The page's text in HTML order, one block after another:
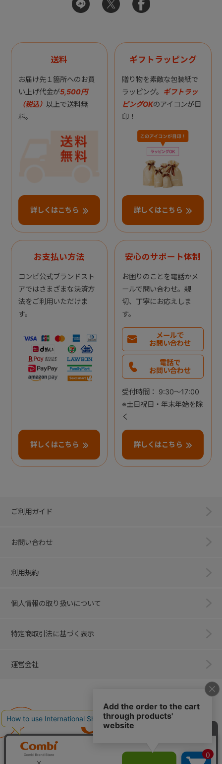
送料
お届け先１箇所へのお買
い上げ代金が5,500円
（税込） 以上で送料無
料。
詳しくはこちら
ギフトラッピング
贈り物を素敵な包装紙で
ラッピング。 ギフトラッ
ピングOKのアイコンが目
印！
詳しくはこちら
お支払い方法
コンビ公式ブランドスト
アではさまざまな決済方
法をご利用いただけま
す。
詳しくはこちら
安心のサポート体制
お困りのことを電話かメ
ールで問い合わせ。親
切、丁寧にお応えしま
す。
メールで
お問い合わせ
電話で
お問い合わせ
受付時間： 9:30～17:00
※土日祝日・年末年始を除
く
詳しくはこちら
ご利用ガイド
お問い合わせ
利用規約
個人情報の取り扱いについて
特定商取引法に基づく表示
運営会社
子育てに、イノベーションを。